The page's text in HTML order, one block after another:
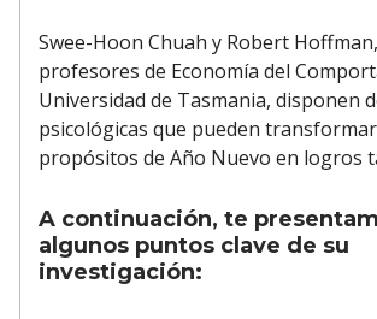
Swee-Hoon Chuah y Robert
profesores de Economía del
Universidad de Tasmania, disponen
psicológicas que pueden
propósitos de Año Nuevo en logros
A continuación, te
algunos puntos clave de su
investigación: